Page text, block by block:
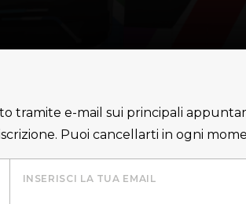
tramite e-mail sui principali
Puoi cancellarti in ogni
INSERISCI LA TUA EMAIL